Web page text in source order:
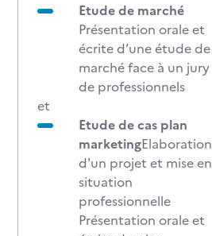
Etude de marché
Présentation orale et
écrite d’une étude de
marché face à un jury
de professionnels
et
Etude de cas plan
marketingElaboration
d'un projet et mise en
situation
professionnelle
Présentation orale et